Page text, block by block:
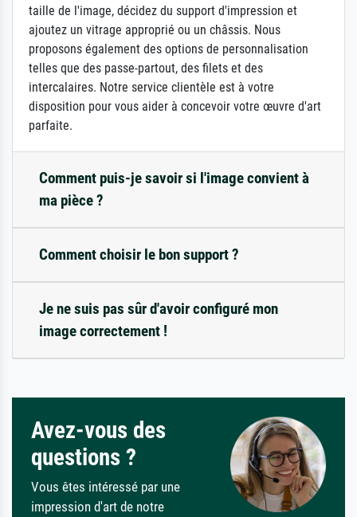
taille de l'image, décidez du support d'impression et
ajoutez un vitrage approprié ou un châssis. Nous
proposons également des options de personnalisation
telles que des passe-partout, des filets et des
intercalaires. Notre service clientèle est à votre
disposition pour vous aider à concevoir votre œuvre d'art
parfaite.
Comment puis-je savoir si l'image convient à
ma pièce ?
Comment choisir le bon support ?
Je ne suis pas sûr d'avoir configuré mon
image correctement !
Avez-vous des
questions ?
Vous êtes intéressé par une
impression d'art de notre